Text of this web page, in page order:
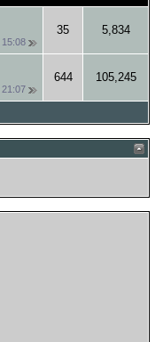
15:08
35 5,834
21:07
644 105,245